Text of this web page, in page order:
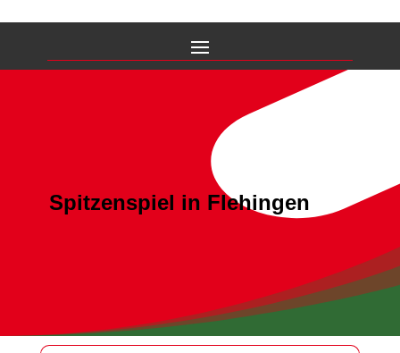
Spitzenspiel in Flehingen